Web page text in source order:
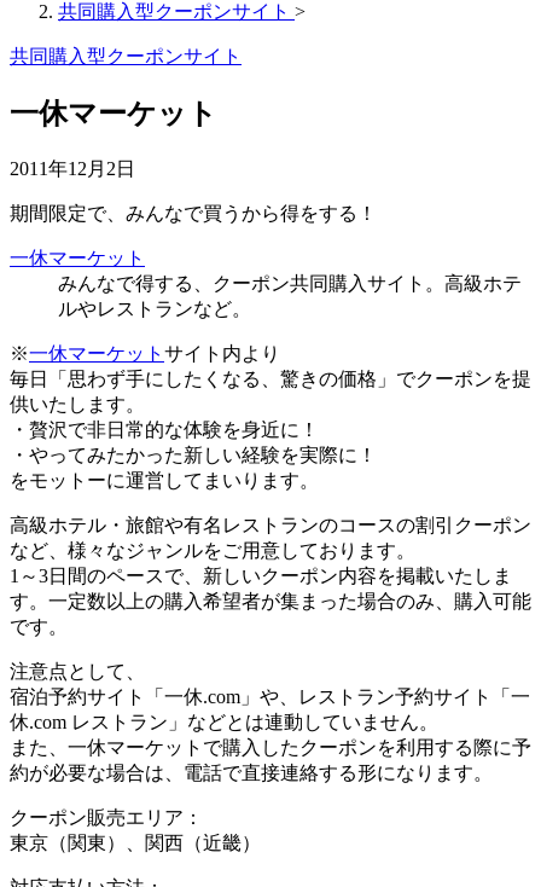
共同購入型クーポンサイト >
共同購入型クーポンサイト
一休マーケット
2011年12月2日
期間限定で、みんなで買うから得をする！
一休マーケット
みんなで得する、クーポン共同購入サイト。高級ホテ
ルやレストランなど。
※一休マーケット サイト内より
毎日「思わず手にしたくなる、驚きの価格」でクーポンを提
供いたします。
・贅沢で非日常的な体験を身近に！
・やってみたかった新しい経験を実際に！
をモットーに運営してまいります。
高級ホテル・旅館や有名レストランのコースの割引クーポン
など、様々なジャンルをご用意しております。
1～3日間のペースで、新しいクーポン内容を掲載いたしま
す。一定数以上の購入希望者が集まった場合のみ、購入可能
です。
注意点として、
宿泊予約サイト「一休.com」や、レストラン予約サイト「一
休.com レストラン」などとは連動していません。
また、一休マーケットで購入したクーポンを利用する際に予
約が必要な場合は、電話で直接連絡する形になります。
クーポン販売エリア：
東京（関東）、関西（近畿）